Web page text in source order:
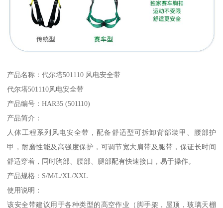
产品名称：代尔塔501110 风电安全带
代尔塔501110风电安全带
产品编号：HAR35 (501110)
产品简介：
人体工程系列风电安全带，配备舒适型可拆卸背部装甲、腰部护
甲，耐磨性能及高强度保护，可调节宽大肩带及腿带，保证长时间
舒适穿着，同时胸部、腰部、腿部配有快速接口，易于操作。
产品规格：S/M/L/XL/XXL
使用说明：
该安全带建议用于各种类型的高空作业（脚手架，屋顶，玻璃天棚